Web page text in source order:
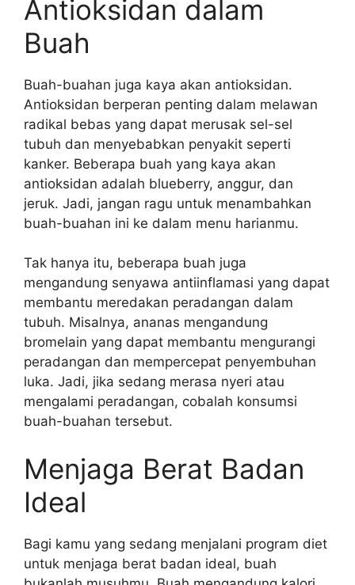
Antioksidan dalam
Buah
Buah-buahan juga kaya akan antioksidan.
Antioksidan berperan penting dalam melawan
radikal bebas yang dapat merusak sel-sel
tubuh dan menyebabkan penyakit seperti
kanker. Beberapa buah yang kaya akan
antioksidan adalah blueberry, anggur, dan
jeruk. Jadi, jangan ragu untuk menambahkan
buah-buahan ini ke dalam menu harianmu.
Tak hanya itu, beberapa buah juga
mengandung senyawa antiinflamasi yang dapat
membantu meredakan peradangan dalam
tubuh. Misalnya, ananas mengandung
bromelain yang dapat membantu mengurangi
peradangan dan mempercepat penyembuhan
luka. Jadi, jika sedang merasa nyeri atau
mengalami peradangan, cobalah konsumsi
buah-buahan tersebut.
Menjaga Berat Badan
Ideal
Bagi kamu yang sedang menjalani program diet
untuk menjaga berat badan ideal, buah